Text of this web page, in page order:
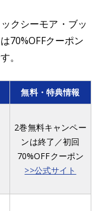
クシーモア・ブッ
70%OFFクーポン
。
無料・特典情報
2巻無料キャンペー
ンは終了／初回
70%OFFクーポン
>>公式サイト